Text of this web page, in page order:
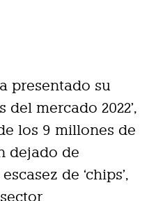
presentado su
del mercado 2022’,
los 9 millones de
dejado de
de ‘chips’,